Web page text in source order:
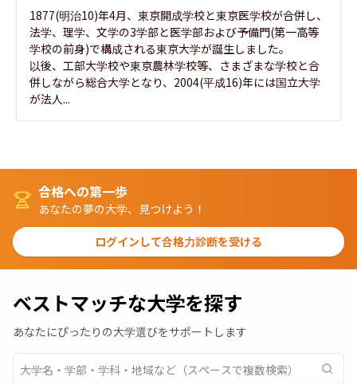
1877(明治10)年4月、東京開成学校と東京医学校が合併し、
法学、理学、文学の3学部と医学部および予備門(第一高等
学校の前身)で構成される東京大学が誕生しました。
以後、工部大学校や東京農林学校等、さまざまな学校と合
併しながら総合大学となり、2004(平成16)年には国立大学
が法人...
合格への第一歩
あなたの夢の大学、見つけよう！
ログインして合格力診断を受ける
ベストマッチな大学を探す
あなたにぴったりの大学選びをサポートします